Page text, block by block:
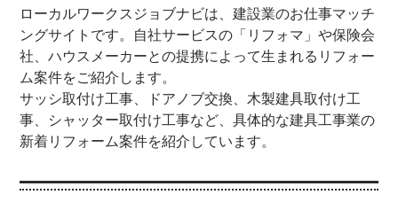
ローカルワークスジョブナビは、建設業のお仕事マッチ
ングサイトです。自社サービスの「リフォマ」や保険会
社、ハウスメーカーとの提携によって生まれるリフォー
ム案件をご紹介します。
サッシ取付け工事、ドアノブ交換、木製建具取付け工
事、シャッター取付け工事など、具体的な建具工事業の
新着リフォーム案件を紹介しています。